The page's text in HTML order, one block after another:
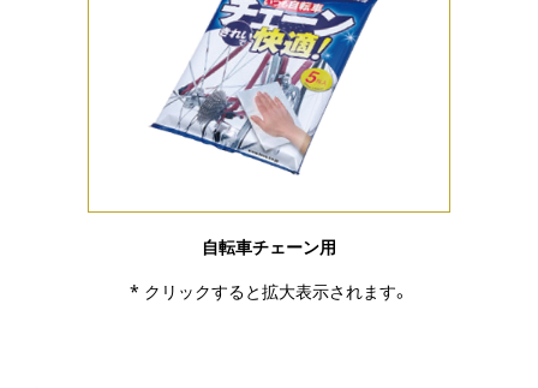
自転車チェーン用
* クリックすると拡大表示されます。